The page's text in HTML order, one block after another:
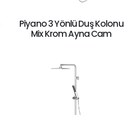
Piyano 3 Yönlü Duş Kolonu
Mix Krom Ayna Cam